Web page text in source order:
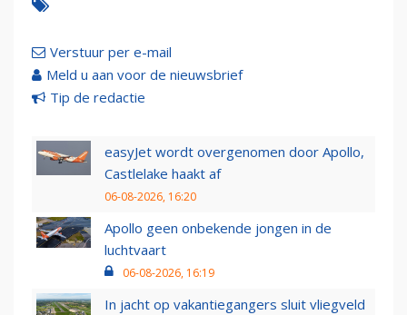
Verstuur per e-mail
Meld u aan voor de nieuwsbrief
Tip de redactie
easyJet wordt overgenomen door Apollo,
Castlelake haakt af
06-08-2026, 16:20
Apollo geen onbekende jongen in de
luchtvaart
06-08-2026, 16:19
In jacht op vakantiegangers sluit vliegveld